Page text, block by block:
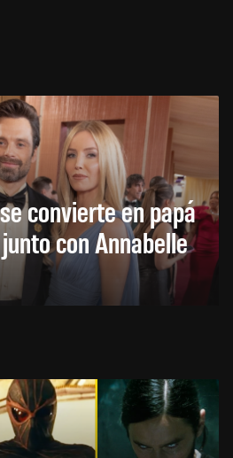
convierte en papá
con Annabelle